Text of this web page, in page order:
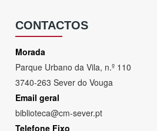
CONTACTOS
Morada
Parque Urbano da Vila, n.º 110
3740-263 Sever do Vouga
Email geral
biblioteca@cm-sever.pt
Telefone Fixo